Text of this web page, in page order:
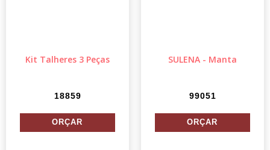
Kit Talheres 3 Peças
18859
SULENA - Manta
99051